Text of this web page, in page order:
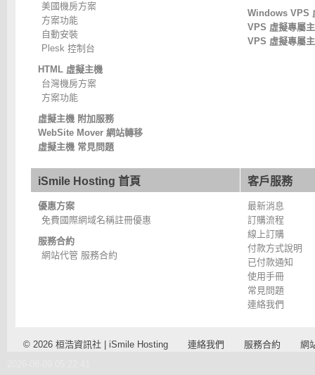
美國機房方案
方案功能
自動安裝
Plesk 控制台
HTML 虛擬主機
台灣機房方案
方案功能
虛擬主機 附加服務
WebSite Mover 網站轉移
虛擬主機 常見問題
Windows VPS
VPS 虛擬專屬
VPS 虛擬專屬
iSmile Hosting 首頁
優惠方案
免費國際網域名稱註冊優惠
服務合約
網站代管 服務合約
客戶服務
最新消息
訂購流程
線上訂購
付款方式說明
已付款通知
使用手冊
常見問題
連絡我們
© 2026 桓浩資訊社 | iSmile Hosting 連絡我們 服務合約
網